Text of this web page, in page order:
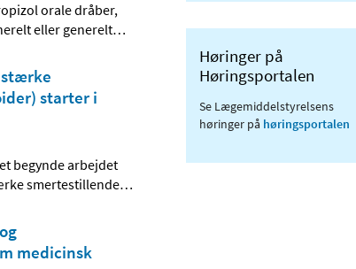
orale dråber,
eller generelt…
stærke
starter i
begynde arbejdet
smertestillende…
medicinsk
Høringer på
Høringsportalen
Se Lægemiddelstyrelsens
høringer på høringsportalen